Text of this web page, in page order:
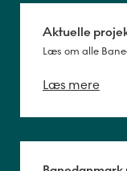
Aktuelle
Læs om alle
Læs mere